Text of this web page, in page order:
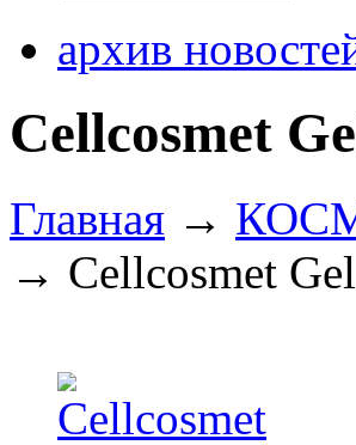
архив
Cellcosmet
Главная →
→ Cellcosmet